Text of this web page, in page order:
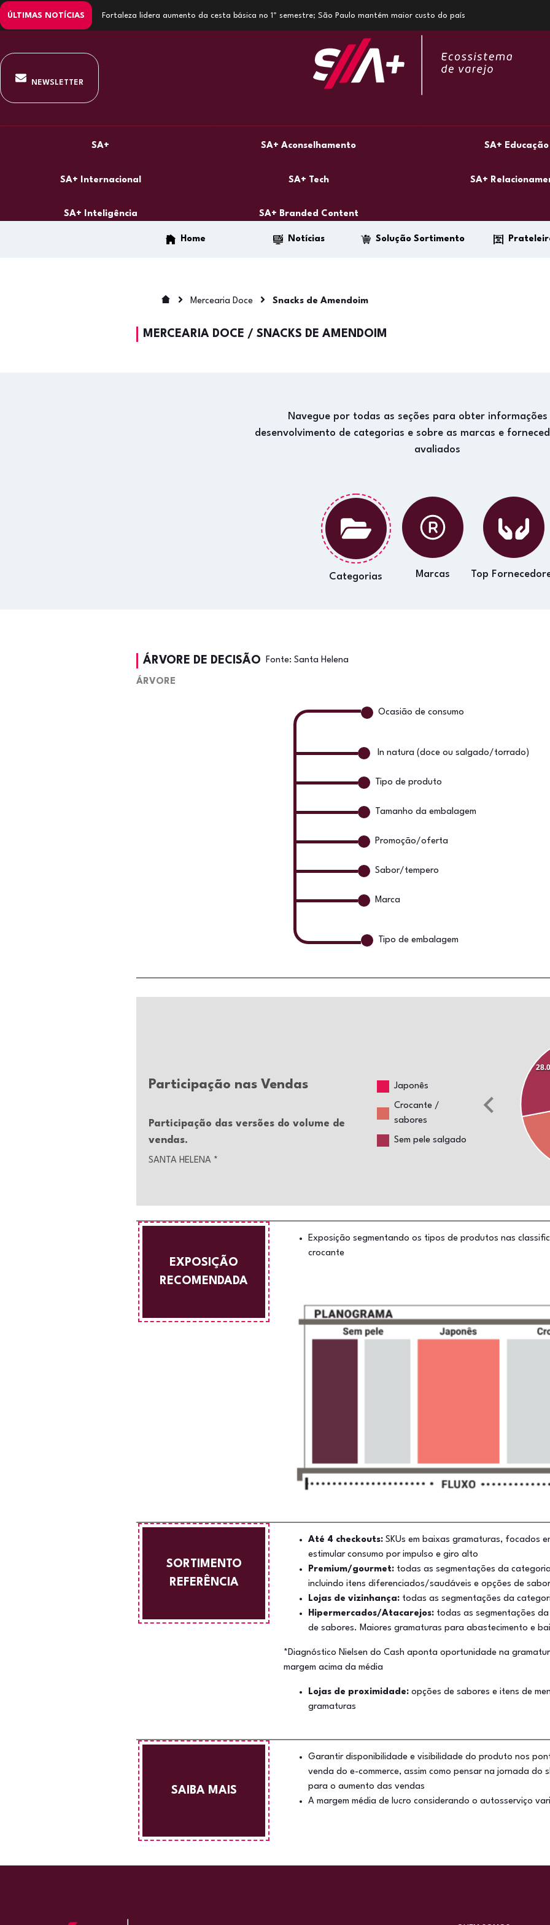
ÚLTIMAS NOTÍCIAS Fortaleza lidera aumento da cesta básica no 1º semestre; São Paulo mantém maior custo do país
NEWSLETTER
SA+ SA+ Aconselhamento SA+ Educação
SA+ Internacional SA+ Tech SA+
SA+ Inteligência SA+ Branded Content
Home Notícias Solução Sortimento
Mercearia Doce Snacks de Amendoim
MERCEARIA DOCE / SNACKS DE AMENDOIM
Navegue por todas as seções para obter informações
desenvolvimento de categorias e sobre as marcas e
avaliados
Categorias Marcas Top
ÁRVORE DE DECISÃO Fonte: Santa Helena
ÁRVORE
Ocasião de consumo
In natura (doce ou salgado/torrado)
Tipo de produto
Tamanho da embalagem
Promoção/oferta
Sabor/tempero
Marca
Tipo de embalagem
Participação nas Vendas
Participação das versões do volume de
vendas.
SANTA HELENA *
Japonês
Crocante /
sabores
Sem pele salgado
EXPOSIÇÃO
RECOMENDADA
Exposição segmentando os tipos de produtos nas
crocante
SORTIMENTO
REFERÊNCIA
Até 4 checkouts: SKUs em baixas gramaturas, focados
estimular consumo por impulso e giro alto
Premium/gourmet: todas as segmentações da
incluindo itens diferenciados/saudáveis e opções de
Lojas de vizinhança: todas as segmentações da
Hipermercados/Atacarejos: todas as segmentações
de sabores. Maiores gramaturas para abastecimento e
*Diagnóstico Nielsen do Cash aponta oportunidade na
margem acima da média
Lojas de proximidade: opções de sabores e itens de
gramaturas
SAIBA MAIS
Garantir disponibilidade e visibilidade do produto nos
venda do e-commerce, assim como pensar na jornada do
para o aumento das vendas
A margem média de lucro considerando o autosserviço